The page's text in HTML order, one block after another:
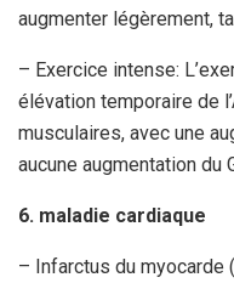
augmenter légèrement,
– Exercice intense:
élévation temporaire de
musculaires, avec une
aucune augmentation du
6. maladie cardiaque
– Infarctus du myocarde